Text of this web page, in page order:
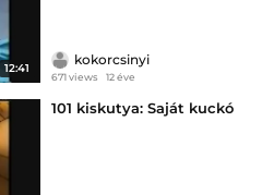
12:41
kokorcsinyi
671 views 12 éve
101 kiskutya: Saját kuckó